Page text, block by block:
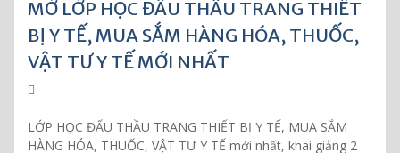
MỞ LỚP HỌC ĐẤU THẦU TRANG THIẾT
BỊ Y TẾ, MUA SẮM HÀNG HÓA, THUỐC,
VẬT TƯ Y TẾ MỚI NHẤT
LỚP HỌC ĐẤU THẦU TRANG THIẾT BỊ Y TẾ, MUA SẮM
HÀNG HÓA, THUỐC, VẬT TƯ Y TẾ mới nhất, khai giảng 2